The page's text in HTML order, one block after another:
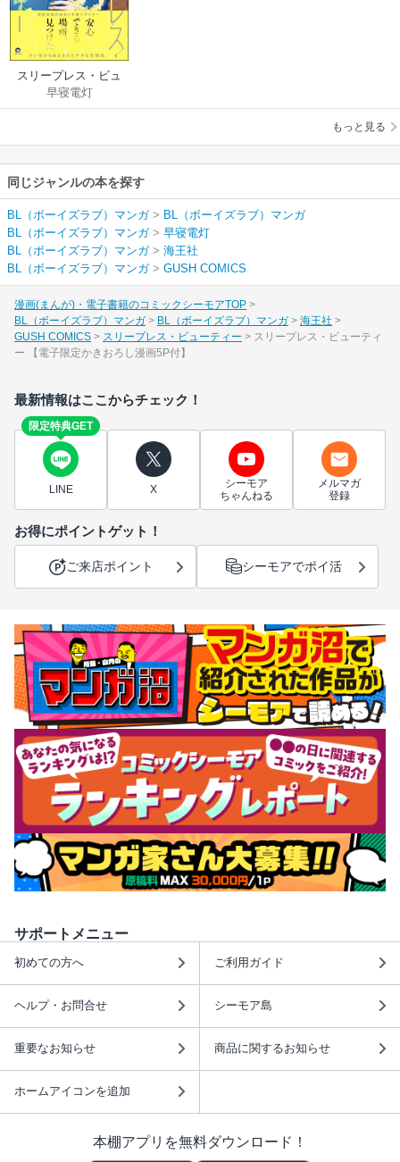
スリープレス・ビュ
ーティー
早寝電灯
もっと見る
同じジャンルの本を探す
BL（ボーイズラブ）マンガ> BL（ボーイズラブ）マンガ
BL（ボーイズラブ）マンガ> 早寝電灯
BL（ボーイズラブ）マンガ> 海王社
BL（ボーイズラブ）マンガ> GUSH COMICS
漫画(まんが)・電子書籍のコミックシーモアTOP
BL（ボーイズラブ）マンガ
BL（ボーイズラブ）マンガ
海王社
GUSH COMICS
スリープレス・ビューティー
スリープレス・ビューティ
ー 【電子限定かきおろし漫画5P付】
最新情報はここからチェック！
限定特典GET
LINE X
シーモア
ちゃんねる
メルマガ
登録
お得にポイントゲット！
ご来店ポイント シーモアでポイ活
サポートメニュー
初めての方へ ご利用ガイド
ヘルプ・お問合せ シーモア島
重要なお知らせ 商品に関するお知らせ
ホームアイコンを追加
本棚アプリを無料ダウンロード！